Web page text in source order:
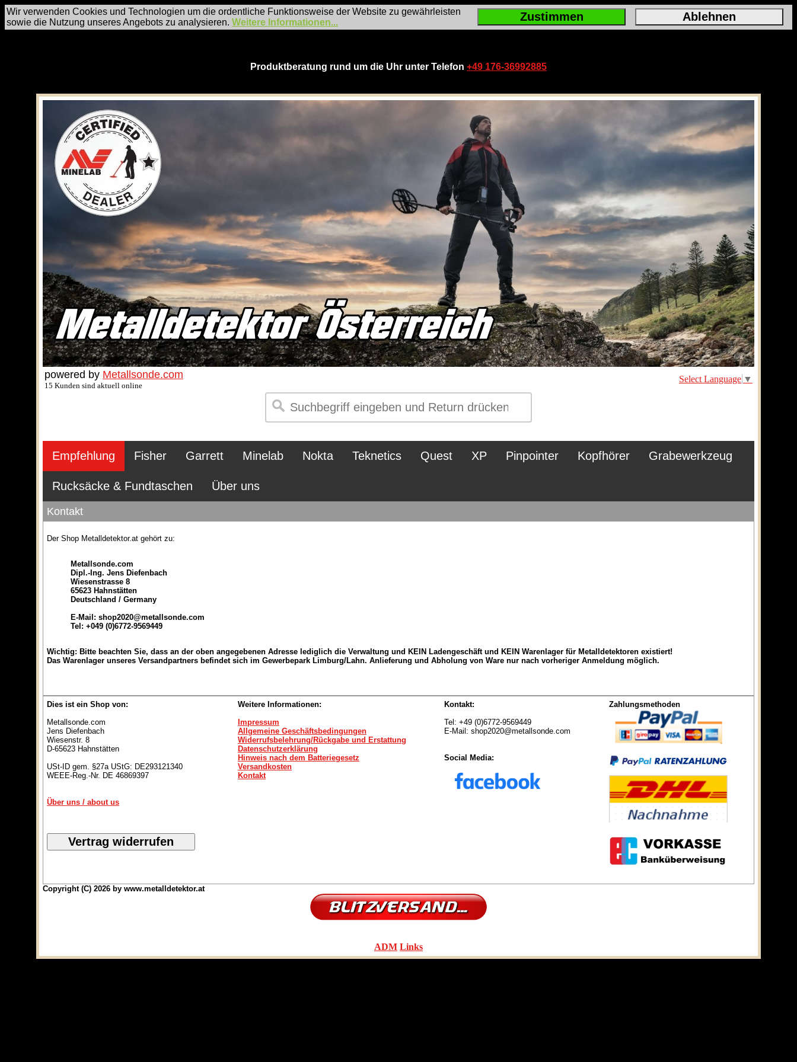
Wir verwenden Cookies und Technologien um die ordentliche Funktionsweise der Website zu gewährleisten
sowie die Nutzung unseres Angebots zu analysieren. Weitere Informationen... Zustimmen Ablehnen
Produktberatung rund um die Uhr unter Telefon +49 176-36992885
powered by Metallsonde.com
15 Kunden sind aktuell online
Select Language ▼
Empfehlung Fisher Garrett Minelab Nokta Teknetics Quest XP Pinpointer Kopfhörer Grabewerkzeug
Rucksäcke & Fundtaschen Über uns
Kontakt
Der Shop Metalldetektor.at gehört zu:
Metallsonde.com
Dipl.-Ing. Jens Diefenbach
Wiesenstrasse 8
65623 Hahnstätten
Deutschland / Germany
E-Mail: shop2020@metallsonde.com
Tel: +049 (0)6772-9569449
Wichtig: Bitte beachten Sie, dass an der oben angegebenen Adresse lediglich die Verwaltung und KEIN Ladengeschäft und KEIN Warenlager für Metalldetektoren existiert!
Das Warenlager unseres Versandpartners befindet sich im Gewerbepark Limburg/Lahn. Anlieferung und Abholung von Ware nur nach vorheriger Anmeldung möglich.
Dies ist ein Shop von:
Metallsonde.com
Jens Diefenbach
Wiesenstr. 8
D-65623 Hahnstätten
USt-ID gem. §27a UStG: DE293121340
WEEE-Reg.-Nr. DE 46869397
Über uns / about us
Weitere Informationen:
Impressum
Allgemeine Geschäftsbedingungen
Widerrufsbelehrung/Rückgabe und Erstattung
Datenschutzerklärung
Hinweis nach dem Batteriegesetz
Versandkosten
Kontakt
Kontakt:
Tel: +49 (0)6772-9569449
E-Mail: shop2020@metallsonde.com
Social Media:
Zahlungsmethoden
Copyright (C) 2026 by www.metalldetektor.at
ADM Links